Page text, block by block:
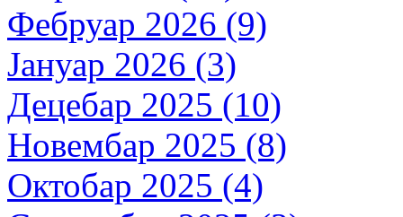
Фебруар 2026 (9)
Јануар 2026 (3)
Децебар 2025 (10)
Новембар 2025 (8)
Октобар 2025 (4)